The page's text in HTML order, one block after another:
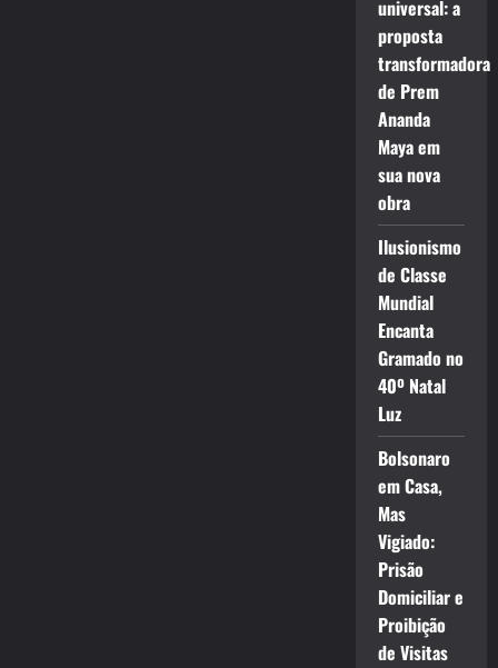
universal: a
proposta
transformadora
de Prem
Ananda
Maya em
sua nova
obra
Ilusionismo
de Classe
Mundial
Encanta
Gramado no
40º Natal
Luz
Bolsonaro
em Casa,
Mas
Vigiado:
Prisão
Domiciliar e
Proibição
de Visitas